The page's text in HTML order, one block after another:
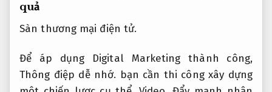
quả
Sàn thương mại điện tử.
Để áp dụng Digital Marketing thành công,
Thông điệp dễ nhớ. bạn cần thi công xây dựng